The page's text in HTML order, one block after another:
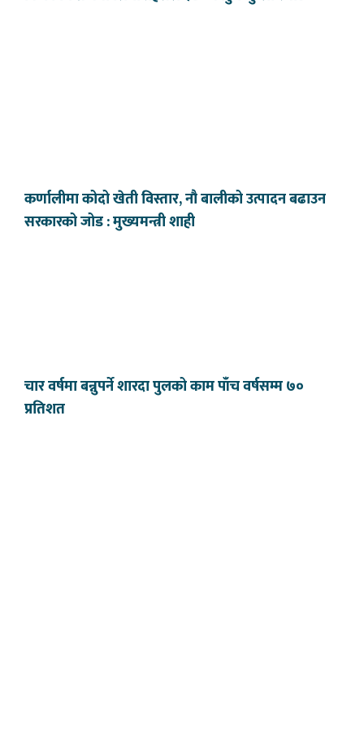
कर्णालीमा कोदो खेती विस्तार, नौ बालीको उत्पादन बढाउन
सरकारको जोड : मुख्यमन्त्री शाही
चार वर्षमा बन्नुपर्ने शारदा पुलको काम पाँच वर्षसम्म ७०
प्रतिशत